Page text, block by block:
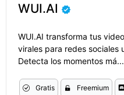
WUI.AI
WUI.AI transforma tus
virales para redes sociales
Detecta los momentos má...
Gratis Freemium